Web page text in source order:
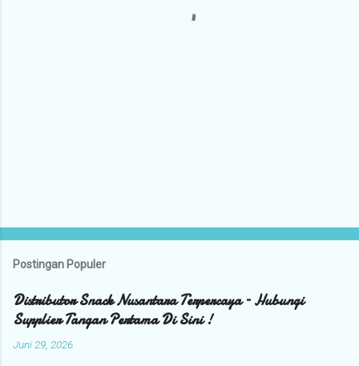
Postingan Populer
Distributor Snack Nusantara Terpercaya – Hubungi
Supplier Tangan Pertama Di Sini !
Juni 29, 2026